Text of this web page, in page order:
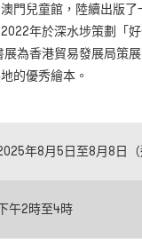
門兒童館，陸續出版
年於深水埗策劃「
為香港貿易發展局策
的優秀繪本。
年8月5日至8月8日（
午2時至4時